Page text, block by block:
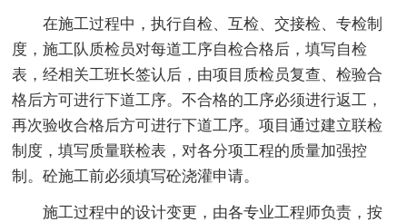
在施工过程中，执行自检、互检、交接检、专检制
度，施工队质检员对每道工序自检合格后，填写自检
表，经相关工班长签认后，由项目质检员复查、检验合
格后方可进行下道工序。不合格的工序必须进行返工，
再次验收合格后方可进行下道工序。项目通过建立联检
制度，填写质量联检表，对各分项工程的质量加强控
制。砼施工前必须填写砼浇灌申请。
施工过程中的设计变更，由各专业工程师负责，按